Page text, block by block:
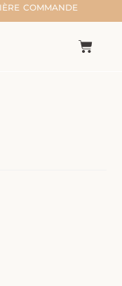
COMMANDE